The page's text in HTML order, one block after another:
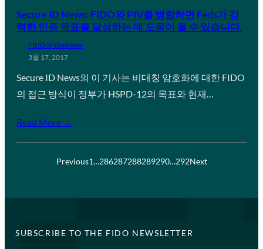
Secure ID News: FIDO와 PIV를 병합하면 Feds가 강
력한 인증 목표를 달성하는 데 도움이 될 수 있습니다.
FIDO in the News
3월 17, 2017
Secure ID News의 이 기사는 비대칭 암호화에 대한 FIDO
의 접근 방식이 정부가 HSPD-12의 목표와 현재…
Read More →
Previous1…286287288289290…292Next
SUBSCRIBE TO THE FIDO NEWSLETTER